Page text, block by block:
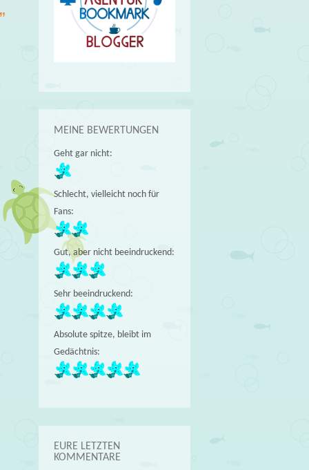
MEINE BEWERTUNGEN
Geht gar nicht:
Schlecht, vielleicht noch für
Fans:
Gut, aber nicht beeindruckend:
Sehr beeindruckend:
Absolute spitze, bleibt im
Gedächtnis:
EURE LETZTEN
KOMMENTARE